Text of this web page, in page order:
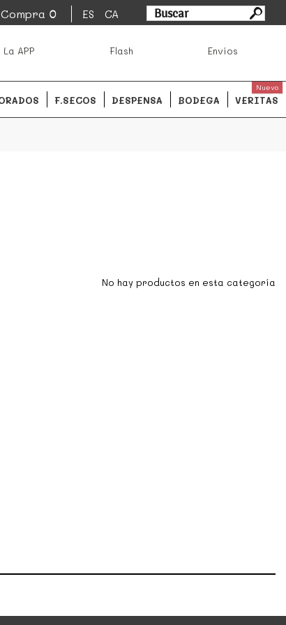
Compra 0 ES CA
APP Flash Envíos
F.SECOS DESPENSA BODEGA VERITAS
Nuevo
No hay productos en esta categoría